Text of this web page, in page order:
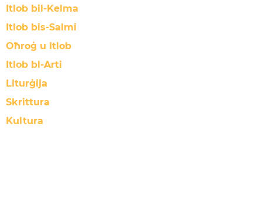
Itlob bil-Kelma
Itlob bis-Salmi
Oħroġ u Itlob
Itlob bl-Arti
Liturġija
Skrittura
Kultura